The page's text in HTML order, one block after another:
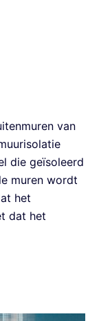
van
die geïsoleerd
muren wordt
het
dat het